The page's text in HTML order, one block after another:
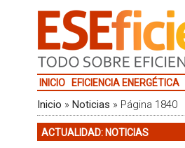
INICIO EFICIENCIA ENERGÉTICA
Inicio » Noticias » Página 1840
ACTUALIDAD: NOTICIAS